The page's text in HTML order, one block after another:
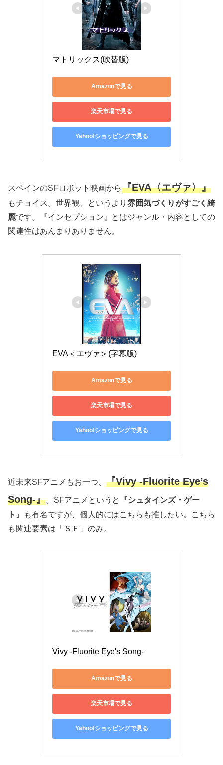
マトリックス(吹替版)
Amazonで見る
楽天市場で見る
Yahoo!ショッピングで見る
スペインのSFロボット映画から『EVA〈エヴァ〉』
もチョイス。世界観、というより 雰囲気づくりがすごく綺
麗です。『インセプション』とはジャンル・内容としての
関連性はあんまりありません。
EVA＜エヴァ＞(字幕版)
Amazonで見る
楽天市場で見る
Yahoo!ショッピングで見る
近未来SFアニメもお一つ、 『Vivy -Fluorite Eye’s
Song-』。SFアニメというと
『シュタインズ・ゲー
ト』
も有名ですが、個人的にはこちらも推したい。こちら
も関連要素は「ＳＦ」のみ。
Vivy -Fluorite Eye's Song-
Amazonで見る
楽天市場で見る
Yahoo!ショッピングで見る